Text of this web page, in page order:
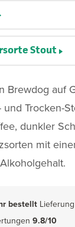
Brewdog auf
und Trocken-
dunkler
mit
bestellt
9.8/10
Stout